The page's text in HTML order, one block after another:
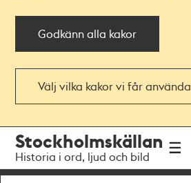
Godkänn alla kakor
Välj vilka kakor vi får använda
navigationen
huvudinnehållet
Stockholmskällan
Historia i ord, ljud och bild